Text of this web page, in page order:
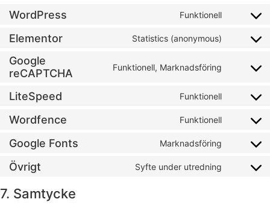
WordPress Funktionell
Elementor Statistics (anonymous)
Google
reCAPTCHA
Funktionell, Marknadsföring
LiteSpeed Funktionell
Wordfence Funktionell
Google Fonts Marknadsföring
Övrigt Syfte under utredning
7. Samtycke